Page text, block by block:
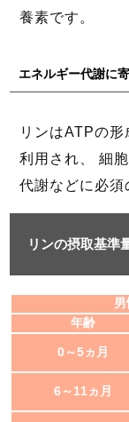
養素です。
エネルギー代謝に
リンはATPの
利用され、 細
代謝などに必須
リンの摂取基準
年齢
0～5ヵ月
6～11ヵ月